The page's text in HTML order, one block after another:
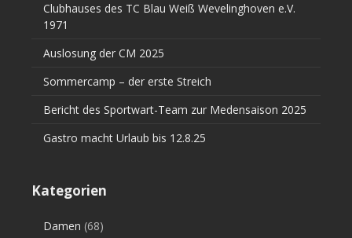
Clubhauses des TC Blau Weiß Wevelinghoven e.V.
1971
Auslosung der CM 2025
Sommercamp – der erste Streich
Bericht des Sportwart-Team zur Medensaison 2025
Gastro macht Urlaub bis 12.8.25
Kategorien
Damen (68)